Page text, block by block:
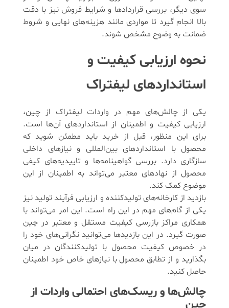
سوی دیگر، بررسی قراردادها و شرایط فروش نیز با دقت
بالا انجام گیرد تا مواردی مانند هزینه‌های نهایی و شروط
ضمانت به وضوح مشخص شوند.
نحوه ارزیابی کیفیت و
استانداردهای لیفتراک
یکی از چالش‌های مهم در واردات لیفتراک از چین،
ارزیابی کیفیت و اطمینان از استانداردهای آن‌ها است.
برای این منظور، قبل از خرید باید مطمئن شوید که
محصول با استانداردهای بین‌المللی و نیازهای داخلی
سازگاری دارد. بررسی گواهینامه‌ها و تاییدیه‌های کیفی
محصول از نهادهای معتبر می‌تواند به اطمینان از این
موضوع کمک کند.
بازدید از کارخانه‌های تولیدکننده و ارزیابی فرآیند تولید نیز
یکی از گام‌های مهم در این راه است. این امر می‌تواند با
همکاری مراکز بازرسی کیفیت مستقل و معتبر در چین
صورت گیرد. در این بازدیدها می‌توانید نگرانی‌های خود را
در خصوص کیفیت محصول با تولیدکنندگان در میان
بگذارید و از تطابق محصول با نیازهای خاص خود اطمینان
حاصل کنید.
چالش‌ها و ریسک‌های احتمالی واردات از